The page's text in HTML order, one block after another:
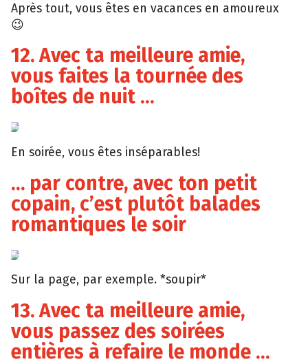
Après tout, vous êtes en vacances en amoureux
😉
12. Avec ta meilleure amie,
vous faites la tournée des
boîtes de nuit …
Wikia
En soirée, vous êtes inséparables!
… par contre, avec ton petit
copain, c’est plutôt balades
romantiques le soir
Favim
Sur la page, par exemple. *soupir*
13. Avec ta meilleure amie,
vous passez des soirées
entières à refaire le monde …